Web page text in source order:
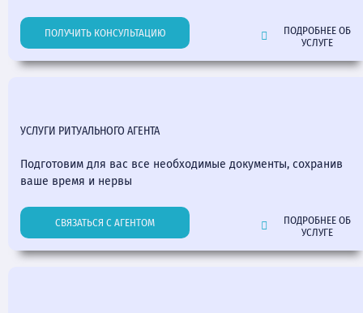
ПОЛУЧИТЬ КОНСУЛЬТАЦИЮ
ПОДРОБНЕЕ ОБ
УСЛУГЕ
УСЛУГИ РИТУАЛЬНОГО АГЕНТА
Подготовим для вас все необходимые документы, сохранив
ваше время и нервы
СВЯЗАТЬСЯ С АГЕНТОМ
ПОДРОБНЕЕ ОБ
УСЛУГЕ